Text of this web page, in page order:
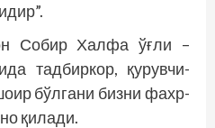
Собир Халфа ўғли –
тадбиркор, қурувчи-
бўлгани бизни фахр-
қилади.